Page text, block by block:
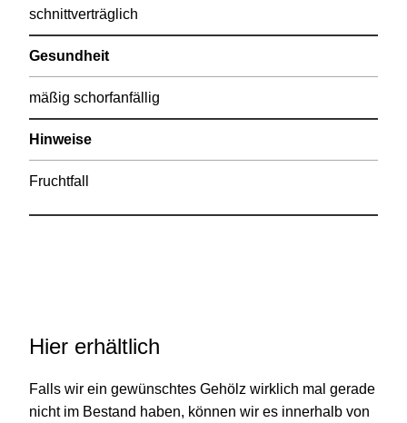
schnittverträglich
Gesundheit
mäßig schorfanfällig
Hinweise
Fruchtfall
Hier erhältlich
Falls wir ein gewünschtes Gehölz wirklich mal gerade
nicht im Bestand haben, können wir es innerhalb von